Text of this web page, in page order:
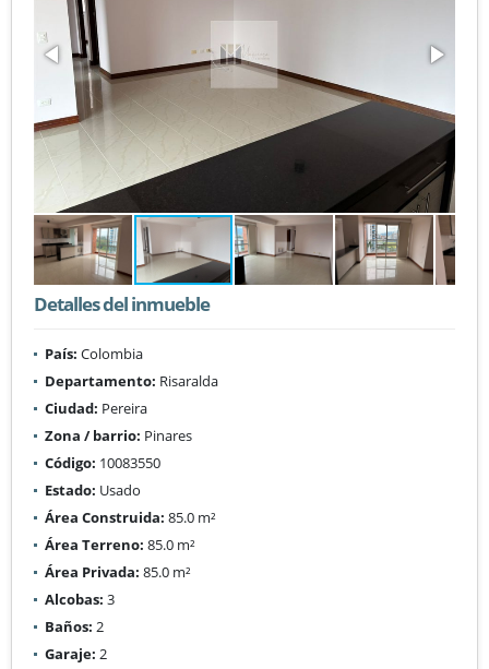
Detalles del inmueble
País: Colombia
Departamento: Risaralda
Ciudad: Pereira
Zona / barrio: Pinares
Código: 10083550
Estado: Usado
Área Construida: 85.0 m²
Área Terreno: 85.0 m²
Área Privada: 85.0 m²
Alcobas: 3
Baños: 2
Garaje: 2